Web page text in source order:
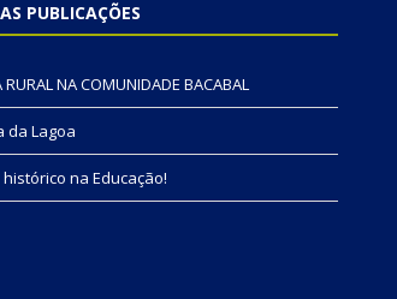
PUBLICAÇÕES
RURAL NA COMUNIDADE BACABAL
da Lagoa
na Educação!